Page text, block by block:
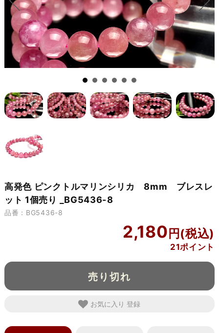
高発色 ピンクトルマリンシリカ 8mm ブレスレ
ット 1個売り _BG5436-8
品番：BG5436-8
2,180
21ポイント
売り切れ
お気に入り